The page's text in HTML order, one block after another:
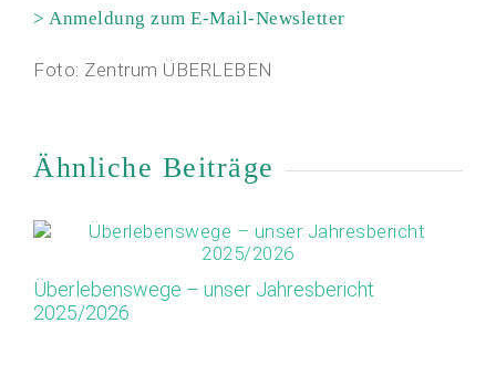
> Anmeldung zum E-Mail-Newsletter
Foto: Zentrum ÜBERLEBEN
Ähnliche Beiträge
Überlebenswege – unser Jahresbericht
2025/2026